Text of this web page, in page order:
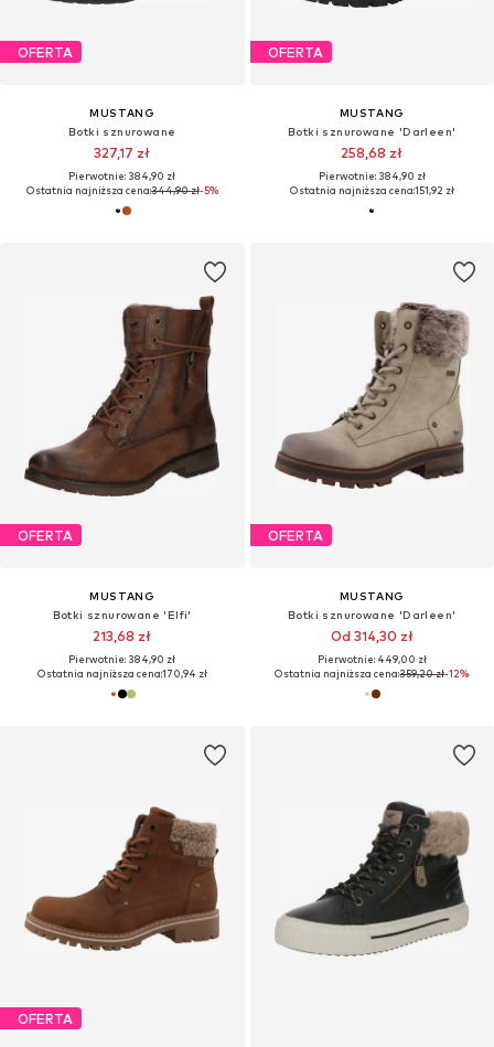
OFERTA
MUSTANG
Botki sznurowane
327,17 zł
Pierwotnie: 384,90 zł
Ostatnia najniższa cena:344,90 zł-5%
OFERTA
MUSTANG
Botki sznurowane 'Darleen'
258,68 zł
Pierwotnie: 384,90 zł
Ostatnia najniższa cena:151,92 zł
OFERTA
MUSTANG
Botki sznurowane 'Elfi'
213,68 zł
Pierwotnie: 384,90 zł
Ostatnia najniższa cena:170,94 zł
OFERTA
MUSTANG
Botki sznurowane 'Darleen'
Od 314,30 zł
Pierwotnie: 449,00 zł
Ostatnia najniższa cena:359,20 zł-12%
OFERTA